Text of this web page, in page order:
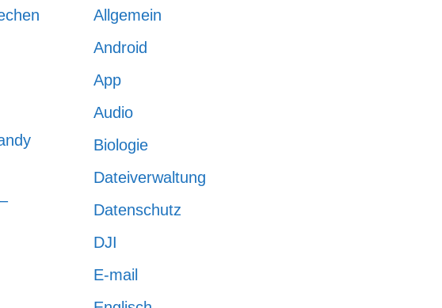
Allgemein
Android
App
Audio
Biologie
Dateiverwaltung
Datenschutz
DJI
E-mail